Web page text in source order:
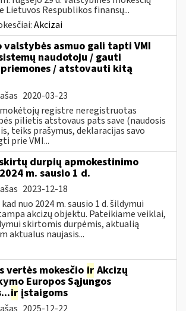
Lietuvos Respublikos finansų...
Akcizai
valstybės asmuo gali tapti VMI
naudotoju / gauti
/ atstovauti kitą
2020-03-23
mokėtojų registre neregistruotas
pilietis atstovaus pats save (naudosis
teiks prašymus, deklaracijas savo
prie VMI...
durpių apmokestinimo
m. sausio 1 d.
2023-12-18
nuo 2024 m. sausio 1 d. šildymui
akcizų objektu. Pateikiame veiklai,
skirtomis durpėmis, aktualią
aktualus naujasis...
vertės mokesčio ir Akcizų
Europos Sąjungos
ir įstaigoms
2025-12-22